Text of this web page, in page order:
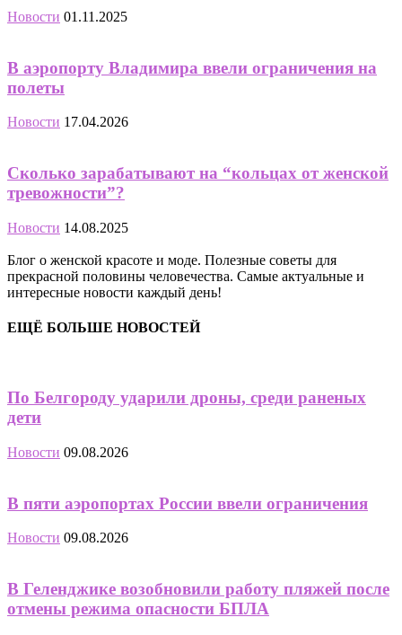
Новости 01.11.2025
В аэропорту Владимира ввели ограничения на
полеты
Новости 17.04.2026
Сколько зарабатывают на “кольцах от женской
тревожности”?
Новости 14.08.2025
Блог о женской красоте и моде. Полезные советы для
прекрасной половины человечества. Самые актуальные и
интересные новости каждый день!
ЕЩЁ БОЛЬШЕ НОВОСТЕЙ
По Белгороду ударили дроны, среди раненых
дети
Новости 09.08.2026
В пяти аэропортах России ввели ограничения
Новости 09.08.2026
В Геленджике возобновили работу пляжей после
отмены режима опасности БПЛА